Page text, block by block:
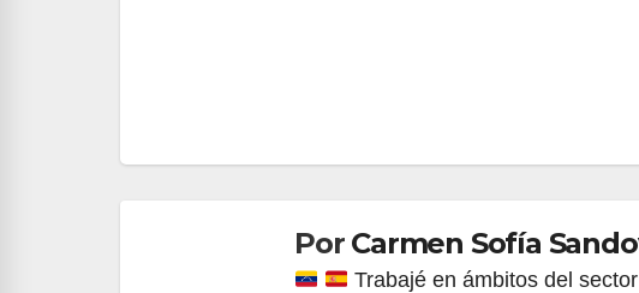
de
entradas
Por Carmen Sofía
Trabajé en ámbitos del